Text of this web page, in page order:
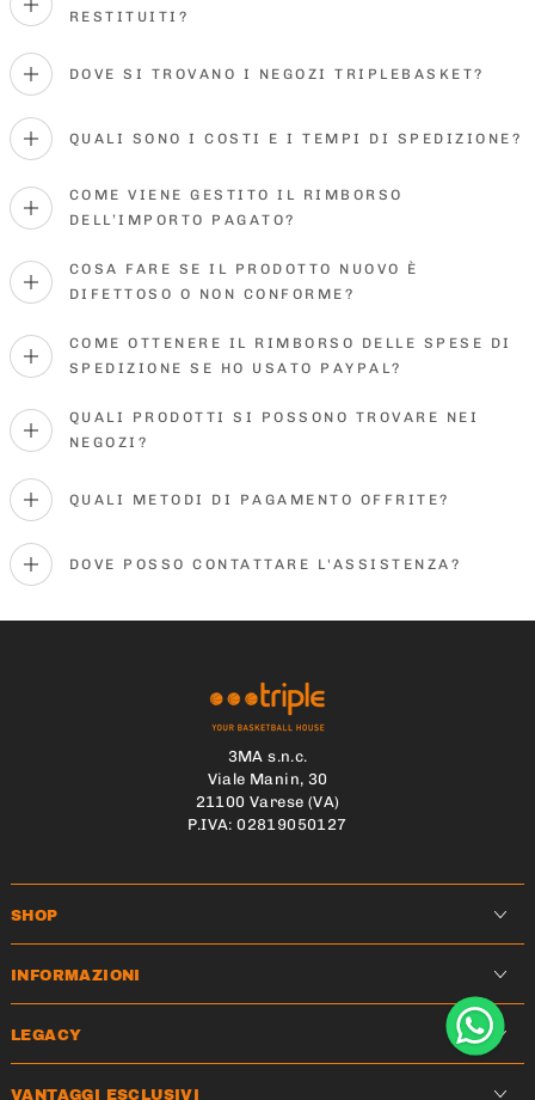
RESTITUITI?
DOVE SI TROVANO I NEGOZI TRIPLEBASKET?
QUALI SONO I COSTI E I TEMPI DI SPEDIZIONE?
COME VIENE GESTITO IL RIMBORSO
DELL’IMPORTO PAGATO?
COSA FARE SE IL PRODOTTO NUOVO È
DIFETTOSO O NON CONFORME?
COME OTTENERE IL RIMBORSO DELLE SPESE DI
SPEDIZIONE SE HO USATO PAYPAL?
QUALI PRODOTTI SI POSSONO TROVARE NEI
NEGOZI?
QUALI METODI DI PAGAMENTO OFFRITE?
DOVE POSSO CONTATTARE L'ASSISTENZA?
3MA s.n.c.
Viale Manin, 30
21100 Varese (VA)
P.IVA: 02819050127
SHOP
INFORMAZIONI
LEGACY
VANTAGGI ESCLUSIVI